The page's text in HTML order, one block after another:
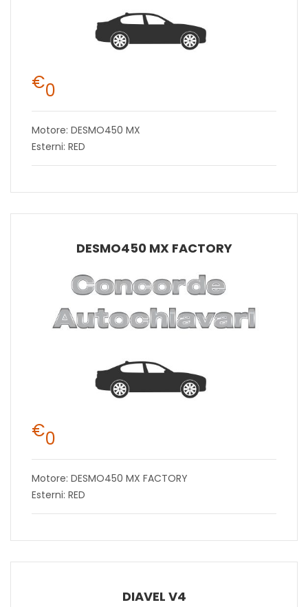
€0
Motore: DESMO450 MX
Esterni: RED
DESMO450 MX FACTORY
€0
Motore: DESMO450 MX FACTORY
Esterni: RED
DIAVEL V4